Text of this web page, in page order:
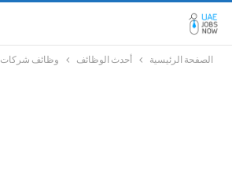
الصفحة الرئيسية أحدث الوظائف وظائف شركات